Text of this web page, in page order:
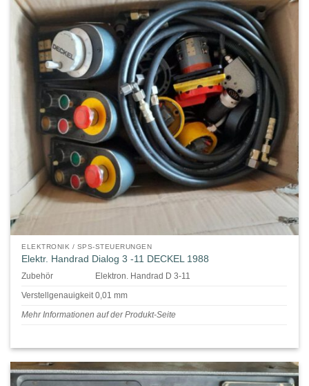
ELEKTRONIK / SPS-STEUERUNGEN
Elektr. Handrad Dialog 3 -11 DECKEL 1988
Zubehör
Elektron. Handrad D 3-11
Verstellgenauigkeit 0,01 mm
Mehr Informationen auf der Produkt-Seite